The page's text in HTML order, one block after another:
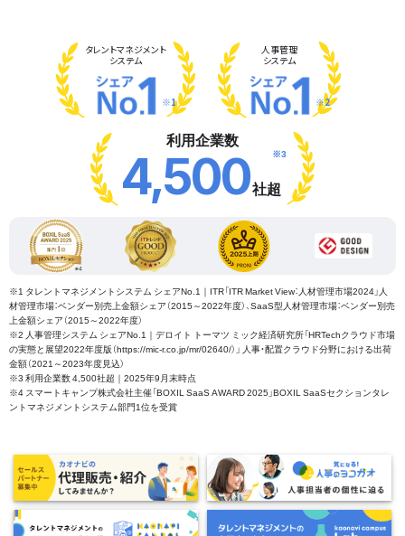
タレントマネジメント
システム
※1
人事管理
システム
※2
利用企業数
4,500社超
※3
※1 タレントマネジメントシステム シェアNo.1｜ITR「ITR Market View：人材管理市場2024」人
材管理市場：ベンダー別売上金額シェア（2015～2022年度）、SaaS型人材管理市場：ベンダー別売
上金額シェア（2015～2022年度）
※2 人事管理システム シェアNo.1｜デロイト トーマツ ミック経済研究所「HRTechクラウド市場
の実態と展望2022年度版（https://mic-r.co.jp/mr/02640/）」 人事・配置クラウド分野における出荷
金額（2021～2023年度見込）
※3 利用企業数 4,500社超｜2025年9月末時点
※4 スマートキャンプ株式会社主催「BOXIL SaaS AWARD 2025」BOXIL SaaSセクションタレ
ントマネジメントシステム部門1位を受賞